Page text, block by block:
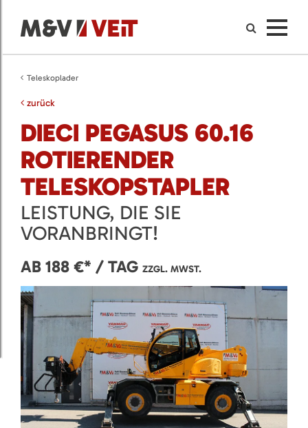
Teleskoplader
zurück
DIECI PEGASUS 60.16
ROTIERENDER
TELESKOPSTAPLER
LEISTUNG, DIE SIE
VORANBRINGT!
AB 188 €* / TAG ZZGL. MWST.